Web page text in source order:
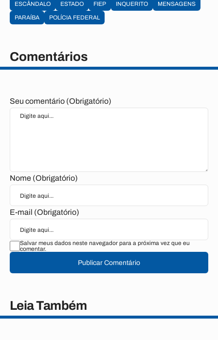
ESCÂNDALO
ESTADO FIEP INQUERITO
MENSAGENS
PARAÍBA
POLÍCIA FEDERAL
Comentários
Seu comentário (Obrigatório)
Nome (Obrigatório)
E-mail (Obrigatório)
Salvar meus dados neste navegador para a próxima vez que eu
comentar.
Publicar Comentário
Leia Também